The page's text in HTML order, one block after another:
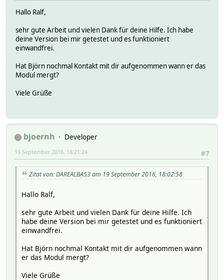
Hallo Ralf,
sehr gute Arbeit und vielen Dank für deine Hilfe. Ich habe
deine Version bei mir getestet und es funktioniert
einwandfrei.
Hat Björn nochmal Kontakt mit dir aufgenommen wann er das
Modul mergt?
Viele Grüße
bjoernh
Developer
#7
19 September 2016, 18:21:24
Zitat von: DAREALBA53 am 19 September 2016, 18:02:58
Hallo Ralf,
sehr gute Arbeit und vielen Dank für deine Hilfe. Ich
habe deine Version bei mir getestet und es funktioniert
einwandfrei.
Hat Björn nochmal Kontakt mit dir aufgenommen wann
er das Modul mergt?
Viele Grüße